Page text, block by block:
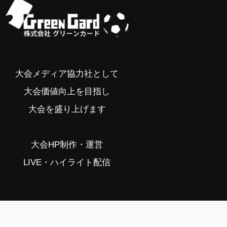
大会メディア協力社として
大会価値向上を目指し
大会を盛り上げます
大会HP制作・運営
LIVE・ハイライト配信